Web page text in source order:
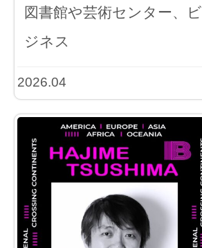
図書館や芸術センター、ビ
ジネス
2026.04